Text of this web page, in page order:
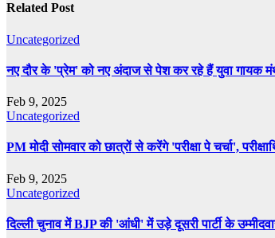
Related Post
Uncategorized
नए दौर के 'प्रेम' को नए अंदाज से पेश कर रहे हैं युवा गायक
Feb 9, 2025
Uncategorized
PM मोदी सोमवार को छात्रों से करेंगे 'परीक्षा पे चर्चा',
Feb 9, 2025
Uncategorized
दिल्ली चुनाव में BJP की 'आंधी' में उड़े दूसरी पार्टी के